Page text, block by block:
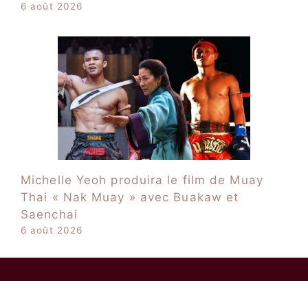
6 août 2026
Michelle Yeoh produira le film de Muay
Thai « Nak Muay » avec Buakaw et
Saenchai
6 août 2026